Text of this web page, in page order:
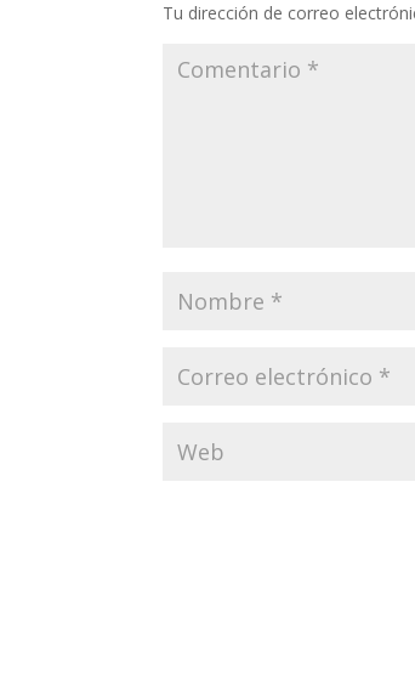
Tu dirección de correo